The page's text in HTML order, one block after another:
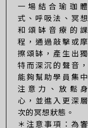
一場結合瑜珈體
式、呼吸法、冥想
和頌缽音療的課
程，通過敲擊或摩
擦頌缽，產生出獨
特而深沉的聲音，
能夠幫助學員集中
注意力、放鬆身
心，並進入更深層
次的冥想狀態。
＊注意事項：為響